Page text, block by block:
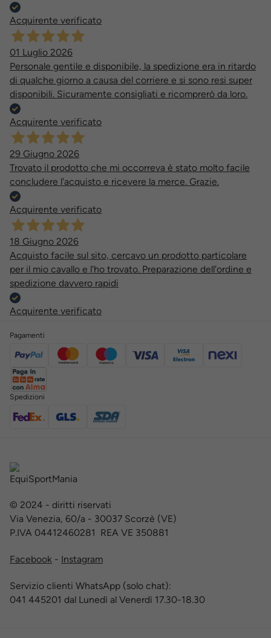
Acquirente verificato
01 Luglio 2026
Personale gentile e disponibile, la spedizione era in ritardo
di qualche giorno a causa del corriere e si sono resi super
disponibili. Sicuramente consigliati e ricomprerò da loro.
Acquirente verificato
29 Giugno 2026
Trovato il prodotto che mi occorreva è stato molto facile
concludere l'acquisto e ricevere la merce. Grazie.
Acquirente verificato
18 Giugno 2026
Acquisto facile sul sito, cercavo un prodotto particolare
per il mio cavallo e l'ho trovato. Preparazione dell'ordine e
spedizione davvero rapidi
Acquirente verificato
Pagamenti
Spedizioni
© 2024 - diritti riservati
Via Venezia, 60/a - 30037 Scorzè (VE)
P.IVA 04412460281 REA VE 350881
Facebook - Instagram
Servizio clienti WhatsApp (solo chat):
041 445201 dal Lunedì al Venerdì 17.30-18.30